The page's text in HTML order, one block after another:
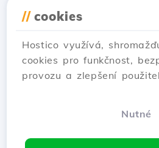
// cookies
Hostico využívá,
cookies pro funkčnost,
provozu a zlepšení
Nutné